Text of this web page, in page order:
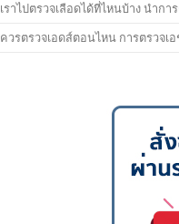
เราไปตรวจเลือดได้ที่ไหนบ้าง นำก
ควรตรวจเอดส์ตอนไหน การตรวจเ